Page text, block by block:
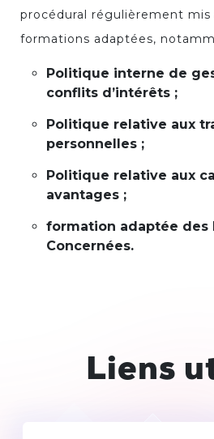
procédural régulièrement mis
formations adaptées,
Politique interne de
conflits d’intérêts ;
Politique relative aux
personnelles ;
Politique relative aux
avantages ;
formation adaptée des
Concernées.
Liens